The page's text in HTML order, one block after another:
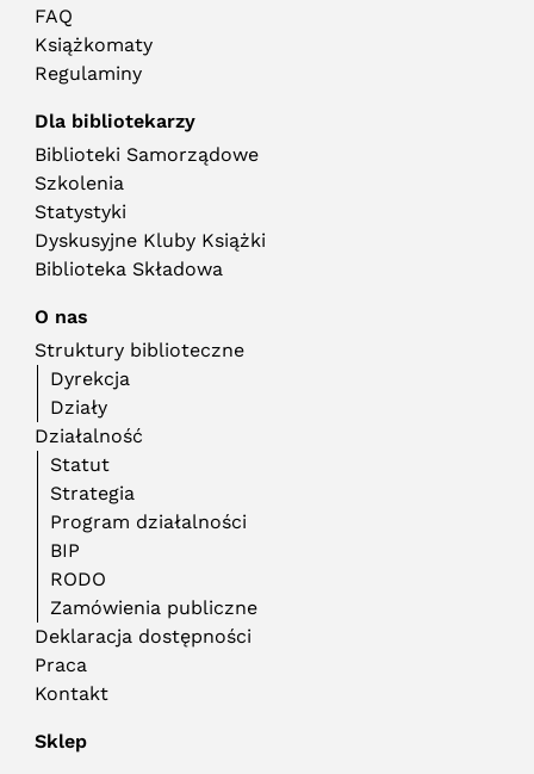
FAQ
Książkomaty
Regulaminy
Dla bibliotekarzy
Biblioteki Samorządowe
Szkolenia
Statystyki
Dyskusyjne Kluby Książki
Biblioteka Składowa
O nas
Struktury biblioteczne
Dyrekcja
Działy
Działalność
Statut
Strategia
Program działalności
BIP
RODO
Zamówienia publiczne
Deklaracja dostępności
Praca
Kontakt
Sklep